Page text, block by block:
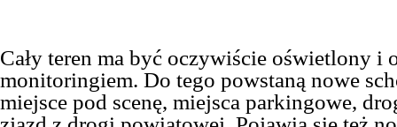
Cały teren ma być oczywiście oświetlony i
monitoringiem. Do tego powstaną nowe
miejsce pod scenę, miejsca parkingowe,